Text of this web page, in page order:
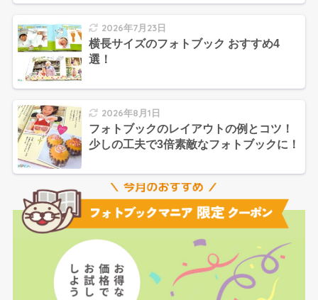
2026年7月23日
横長サイズのフォトブック おすすめ4
選！
2026年8月1日
フォトブックのレイアウトの例とコツ！
少しの工夫で3倍素敵なフォトブックに！